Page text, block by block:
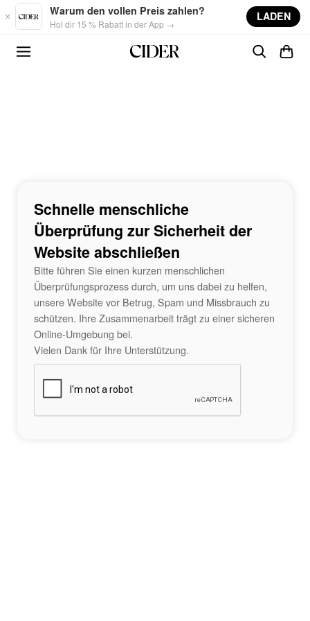
Skip to main content
Warum den vollen Preis zahlen?
Hol dir 15 % Rabatt in der App →
LADEN
Schnelle menschliche
Überprüfung zur Sicherheit der
Website abschließen
Bitte führen Sie einen kurzen menschlichen
Überprüfungsprozess durch, um uns dabei zu helfen,
unsere Website vor Betrug, Spam und Missbrauch zu
schützen. Ihre Zusammenarbeit trägt zu einer sicheren
Online-Umgebung bei.
Vielen Dank für Ihre Unterstützung.